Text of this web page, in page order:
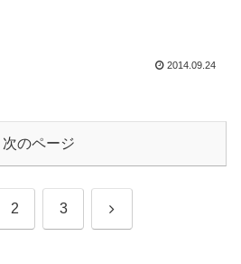
2014.09.24
次のページ
2 3 次